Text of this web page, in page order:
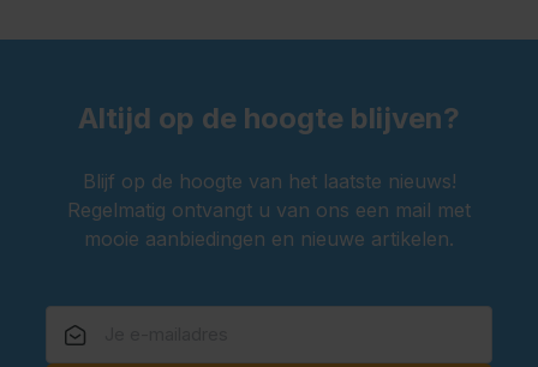
Altijd op de hoogte blijven?
Blijf op de hoogte van het laatste nieuws!
Regelmatig ontvangt u van ons een mail met
mooie aanbiedingen en nieuwe artikelen.